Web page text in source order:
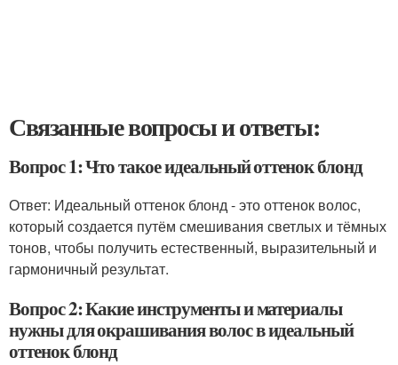
Связанные вопросы и ответы:
Вопрос 1: Что такое идеальный оттенок блонд
Ответ: Идеальный оттенок блонд - это оттенок волос,
который создается путём смешивания светлых и тёмных
тонов, чтобы получить естественный, выразительный и
гармоничный результат.
Вопрос 2: Какие инструменты и материалы
нужны для окрашивания волос в идеальный
оттенок блонд